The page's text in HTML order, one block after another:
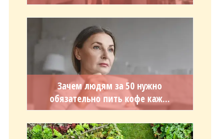
Зачем людям за 50 нужно
обязательно пить кофе каж...